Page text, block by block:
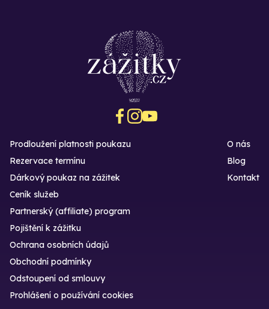
Prodloužení platnosti poukazu
Rezervace termínu
Dárkový poukaz na zážitek
O nás
Blog
Kontakt
Ceník služeb
Partnerský (affiliate) program
Pojištění k zážitku
Ochrana osobních údajů
Obchodní podmínky
Odstoupení od smlouvy
Prohlášení o používání cookies